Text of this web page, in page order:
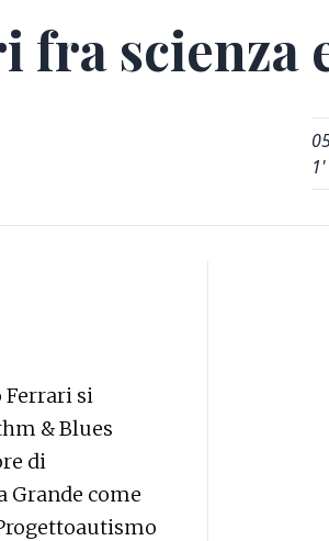
scienza
1'
Ferrari si
& Blues
di
Grande come